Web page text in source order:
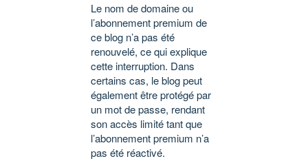
Le nom de domaine ou
l’abonnement premium de
ce blog n’a pas été
renouvelé, ce qui explique
cette interruption. Dans
certains cas, le blog peut
également être protégé par
un mot de passe, rendant
son accès limité tant que
l’abonnement premium n’a
pas été réactivé.